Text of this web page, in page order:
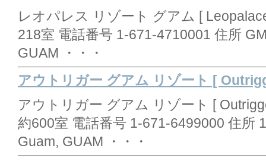
レオパレス リゾート グアム [
218室 電話番号 1-671-4710001 住所
GUAM ・・・
アウトリガー グアム リゾート [
アウトリガー グアム リゾート [
約600室 電話番号 1-671-6499000 住所
Guam, GUAM ・・・